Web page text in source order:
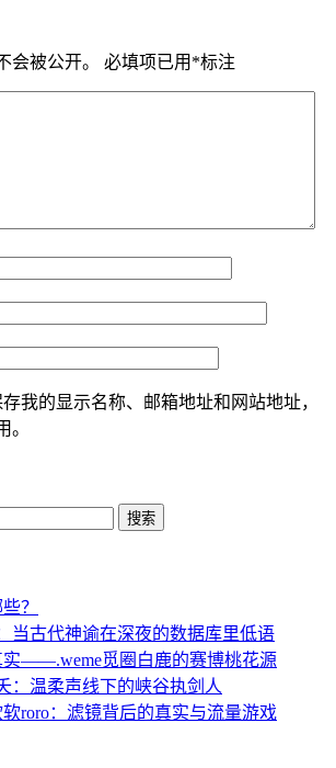
会被公开。 必填项已用 *标注
我的显示名称、邮箱地址和网站地址，
。
？
当古代神谕在深夜的数据库里低语
实——.weme觅圈白鹿的赛博桃花源
：温柔声线下的峡谷执剑人
roro：滤镜背后的真实与流量游戏